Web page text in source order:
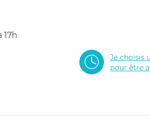
17h
Je choisis
pour être